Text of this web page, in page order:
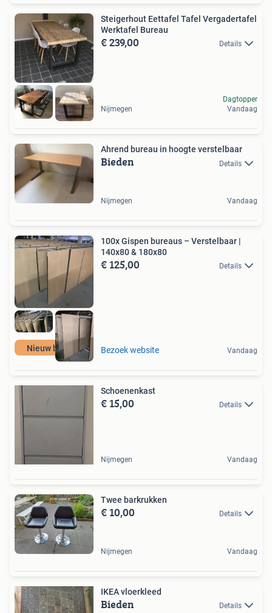
Steigerhout Eettafel Tafel Vergadertafel
Werktafel Bureau
€ 239,00 Details
Nijmegen
Dagtopper
Vandaag
Ahrend bureau in hoogte verstelbaar
Bieden Details
Nijmegen Vandaag
Nieuw binnen!
100x Gispen bureaus – Verstelbaar |
140x80 & 180x80
€ 125,00 Details
Bezoek website Vandaag
Schoenenkast
€ 15,00 Details
Nijmegen Vandaag
Twee barkrukken
€ 10,00 Details
Nijmegen Vandaag
IKEA vloerkleed
Bieden Details